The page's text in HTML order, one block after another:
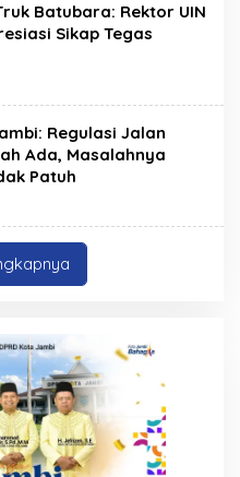
Batubara: Rektor UIN
Sikap Tegas
Regulasi Jalan
Ada, Masalahnya
Patuh